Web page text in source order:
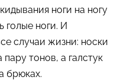
ноги на ногу
голые ноги. И
случаи жизни: носки
тонов, а галстук
брюках.